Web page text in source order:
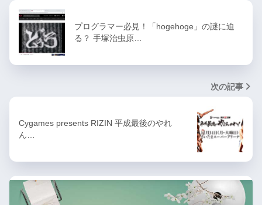
プログラマー必見！「hogehoge」の謎に迫
る？ 手塚治虫原…
次の記事
Cygames presents RIZIN 平成最後のやれ
ん…